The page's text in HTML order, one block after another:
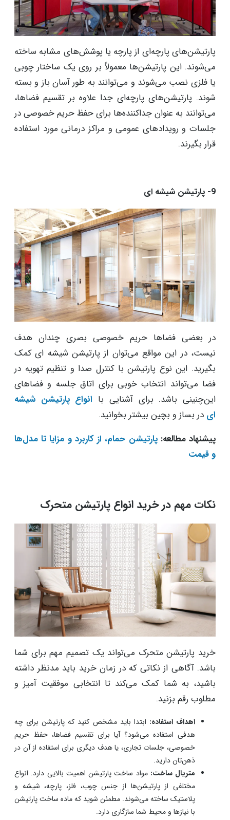
پارتیشن‌های پارچه‌ای از پارچه یا پوشش‌های مشابه ساخته
می‌شوند. این پارتیشن‌ها معمولاً بر روی یک ساختار چوبی
یا فلزی نصب می‌شوند و می‌توانند به طور آسان باز و بسته
شوند. پارتیشن‌های پارچه‌ای جدا علاوه بر تقسیم فضاها،
می‌توانند به عنوان جداکننده‌ها برای حفظ حریم خصوصی در
جلسات و رویدادهای عمومی و مراکز درمانی مورد استفاده
قرار بگیرند.
در بعضی فضاها حریم خصوصی بصری چندان هدف
نیست، در این مواقع می‌توان از پارتیشن شیشه ای کمک
بگیرید. این نوع پارتیشن با کنترل صدا و تنظیم تهویه در
فضا می‌تواند انتخاب خوبی برای اتاق جلسه و فضاهای
این‌چنینی باشد. برای آشنایی با انواع پارتیشن شیشه
ای در بساز و بچین بیشتر بخوانید.
پیشنهاد مطالعه:پارتیشن حمام، از کاربرد و مزایا تا مدل‌ها
و قیمت
نکات مهم در خرید انواع پارتیشن متحرک
خرید پارتیشن متحرک می‌تواند یک تصمیم مهم برای شما
باشد. آگاهی از نکاتی که در زمان خرید باید مدنظر داشته
باشید، به شما کمک می‌کند تا انتخابی موفقیت آمیز و
مطلوب رقم بزنید.
اهداف استفاده:ابتدا باید مشخص کنید که پارتیشن برای چه
هدفی استفاده می‌شود؟ آیا برای تقسیم فضاها، حفظ حریم
خصوصی، جلسات تجاری، یا هدف دیگری برای استفاده از آن در
ذهن‌تان دارید.
متریال ساخت:مواد ساخت پارتیشن اهمیت بالایی دارد. انواع
مختلفی از پارتیشن‌ها از جنس چوب، فلز، پارچه، شیشه و
پلاستیک ساخته می‌شوند. مطمئن شوید که ماده ساخت پارتیشن
با نیازها و محیط شما سازگاری دارد.